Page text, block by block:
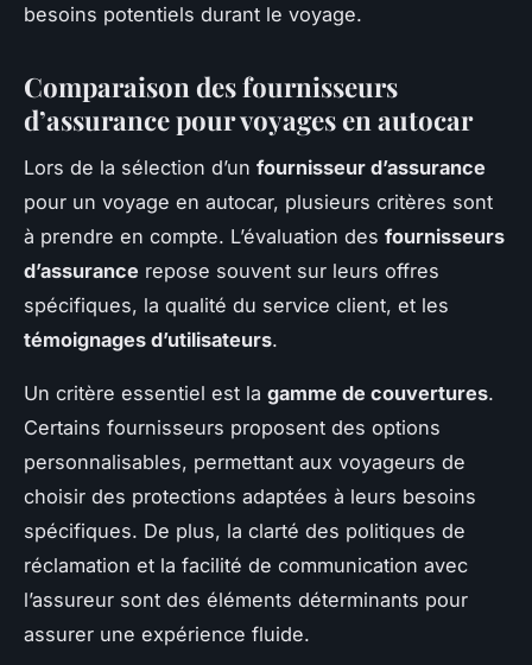
besoins potentiels durant le voyage.
Comparaison des fournisseurs
d’assurance pour voyages en autocar
Lors de la sélection d’un fournisseur d’assurance
pour un voyage en autocar, plusieurs critères sont
à prendre en compte. L’évaluation des fournisseurs
d’assurance repose souvent sur leurs offres
spécifiques, la qualité du service client, et les
témoignages d’utilisateurs.
Un critère essentiel est la gamme de couvertures.
Certains fournisseurs proposent des options
personnalisables, permettant aux voyageurs de
choisir des protections adaptées à leurs besoins
spécifiques. De plus, la clarté des politiques de
réclamation et la facilité de communication avec
l’assureur sont des éléments déterminants pour
assurer une expérience fluide.